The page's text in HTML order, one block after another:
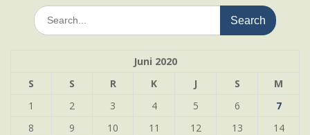
Search
for:
Juni 2020
S
S R K J S
M
1
2 3 4 5 6
7
8
9 10 11 12 13
14